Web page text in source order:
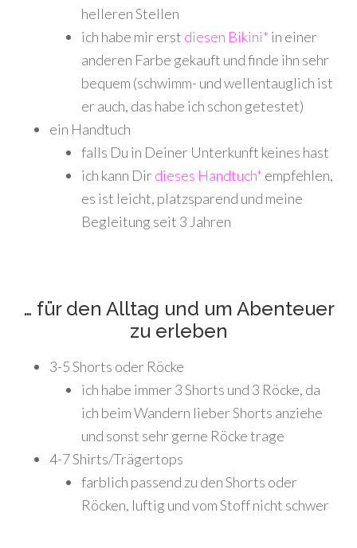
helleren Stellen
ich habe mir erst diesen Bikini* in einer
anderen Farbe gekauft und finde ihn sehr
bequem (schwimm- und wellentauglich ist
er auch, das habe ich schon getestet)
ein Handtuch
falls Du in Deiner Unterkunft keines hast
ich kann Dirdieses Handtuch* empfehlen,
es ist leicht, platzsparend und meine
Begleitung seit 3 Jahren
… für den Alltag und um Abenteuer
zu erleben
3-5 Shorts oder Röcke
ich habe immer 3 Shorts und 3 Röcke, da
ich beim Wandern lieber Shorts anziehe
und sonst sehr gerne Röcke trage
4-7 Shirts/Trägertops
farblich passend zu den Shorts oder
Röcken, luftig und vom Stoff nicht schwer